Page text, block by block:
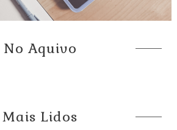
No Aquivo
Mais Lidos